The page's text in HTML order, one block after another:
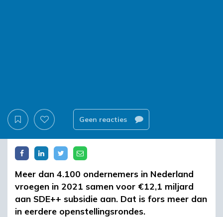
Geen reacties
Meer dan 4.100 ondernemers in Nederland
vroegen in 2021 samen voor €12,1 miljard
aan SDE++ subsidie aan. Dat is fors meer dan
in eerdere openstellingsrondes.